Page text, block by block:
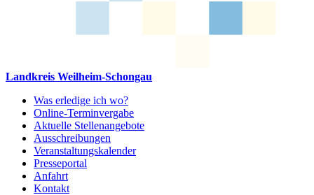
Landkreis Weilheim-Schongau
Was erledige ich wo?
Online-Terminvergabe
Aktuelle Stellenangebote
Ausschreibungen
Veranstaltungskalender
Presseportal
Anfahrt
Kontakt